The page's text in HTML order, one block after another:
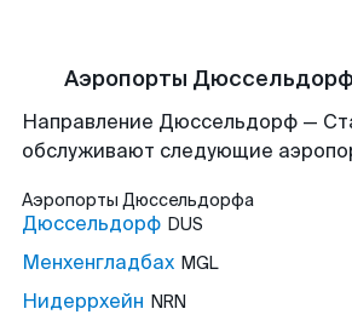
Аэропорты
Направление Дюссельдорф —
обслуживают следующие
Аэропорты Дюссельдорфа
Дюссельдорф DUS
Менхенгладбах MGL
Нидеррхейн NRN